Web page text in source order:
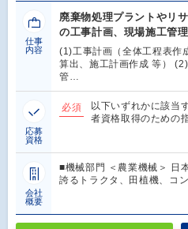
仕事
内容
廃棄物処理プラントやリ
の工事計画、現場施工管
(1)工事計画（全体工程表作
算出、施工計画作成 等）
管…
応募
資格
必須
以下いずれかに該当
者資格取得のための
会社
概要
■機械部門 ＜農業機械＞ 日
誇るトラクタ、田植機、コ